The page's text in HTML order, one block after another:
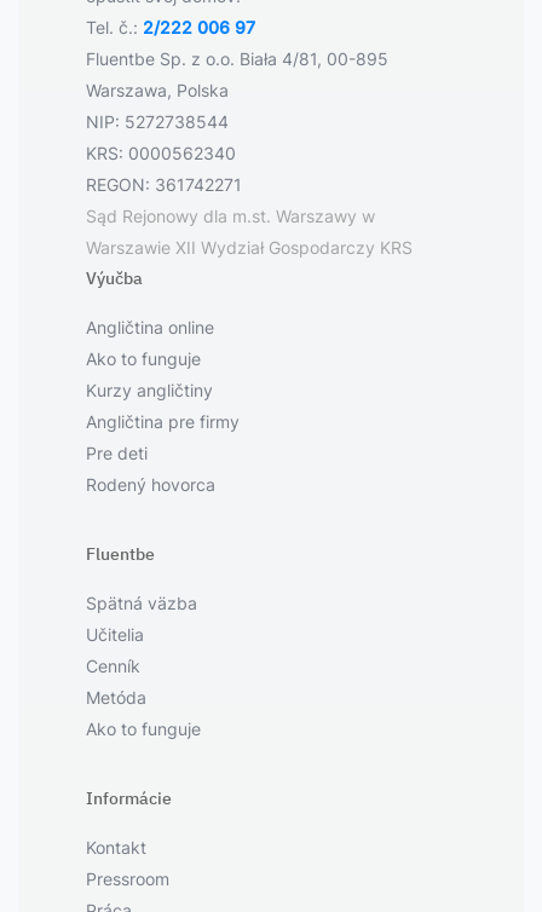
Tel. č.: 2/222 006 97
Fluentbe Sp. z o.o. Biała 4/81, 00-895
Warszawa, Polska
NIP: 5272738544
KRS: 0000562340
REGON: 361742271
Sąd Rejonowy dla m.st. Warszawy w
Warszawie XII Wydział Gospodarczy KRS
Výučba
Angličtina online
Ako to funguje
Kurzy angličtiny
Angličtina pre firmy
Pre deti
Rodený hovorca
Fluentbe
Spätná väzba
Učitelia
Cenník
Metóda
Ako to funguje
Informácie
Kontakt
Pressroom